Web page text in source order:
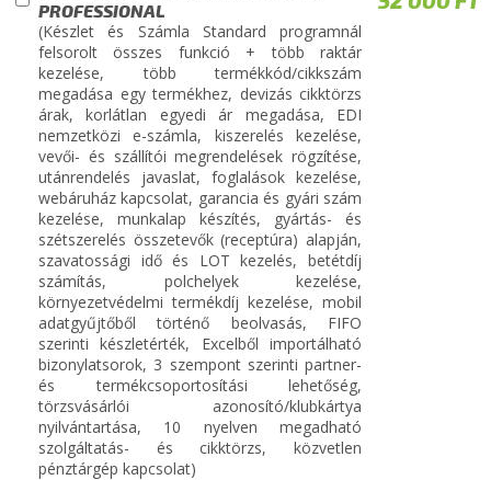
PROFESSIONAL
(Készlet és Számla Standard programnál
felsorolt összes funkció + több raktár
kezelése, több termékkód/cikkszám
megadása egy termékhez, devizás cikktörzs
árak, korlátlan egyedi ár megadása, EDI
nemzetközi e-számla, kiszerelés kezelése,
vevői- és szállítói megrendelések rögzítése,
utánrendelés javaslat, foglalások kezelése,
webáruház kapcsolat, garancia és gyári szám
kezelése, munkalap készítés, gyártás- és
szétszerelés összetevők (receptúra) alapján,
szavatossági idő és LOT kezelés, betétdíj
számítás, polchelyek kezelése,
környezetvédelmi termékdíj kezelése, mobil
adatgyűjtőből történő beolvasás, FIFO
szerinti készletérték, Excelből importálható
bizonylatsorok, 3 szempont szerinti partner-
és termékcsoportosítási lehetőség,
törzsvásárlói azonosító/klubkártya
nyilvántartása, 10 nyelven megadható
szolgáltatás- és cikktörzs, közvetlen
pénztárgép kapcsolat)